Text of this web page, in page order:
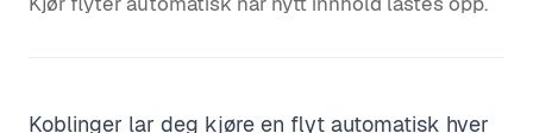
Koblinger lar deg kjøre en flyt automatisk hver